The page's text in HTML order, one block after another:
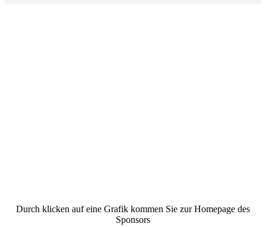
Durch klicken auf eine Grafik kommen Sie zur Homepage des
Sponsors